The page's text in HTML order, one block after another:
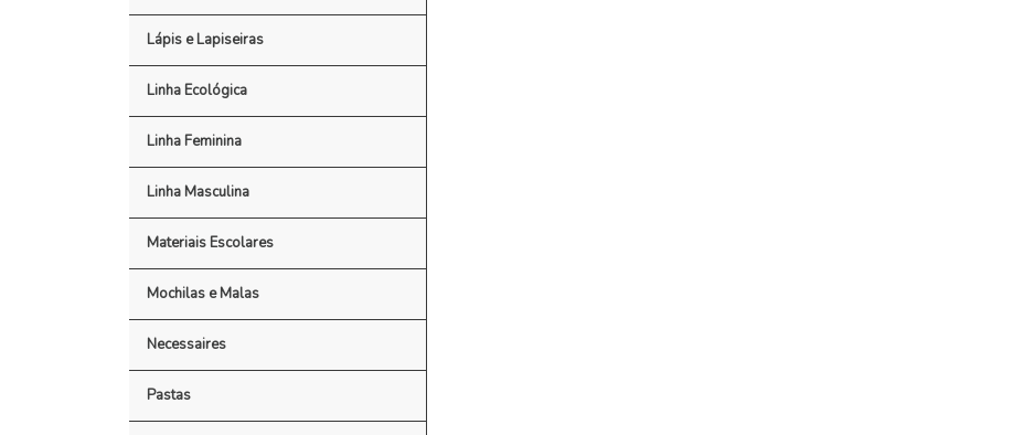
Lápis e Lapiseiras
Linha Ecológica
Linha Feminina
Linha Masculina
Materiais Escolares
Mochilas e Malas
Necessaires
Pastas